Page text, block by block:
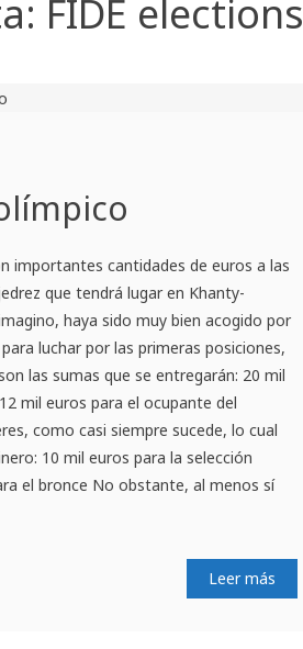
FIDE elections
importantes cantidades de euros a las
que tendrá lugar en Khanty-
haya sido muy bien acogido por
luchar por las primeras posiciones,
las sumas que se entregarán: 20 mil
mil euros para el ocupante del
como casi siempre sucede, lo cual
10 mil euros para la selección
el bronce No obstante, al menos sí
Leer más